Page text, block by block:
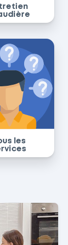
les